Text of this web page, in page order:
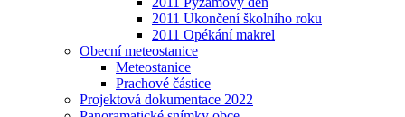
2011 Ukončení školního roku
2011 Opékání makrel
Obecní meteostanice
Meteostanice
Prachové částice
Projektová dokumentace 2022